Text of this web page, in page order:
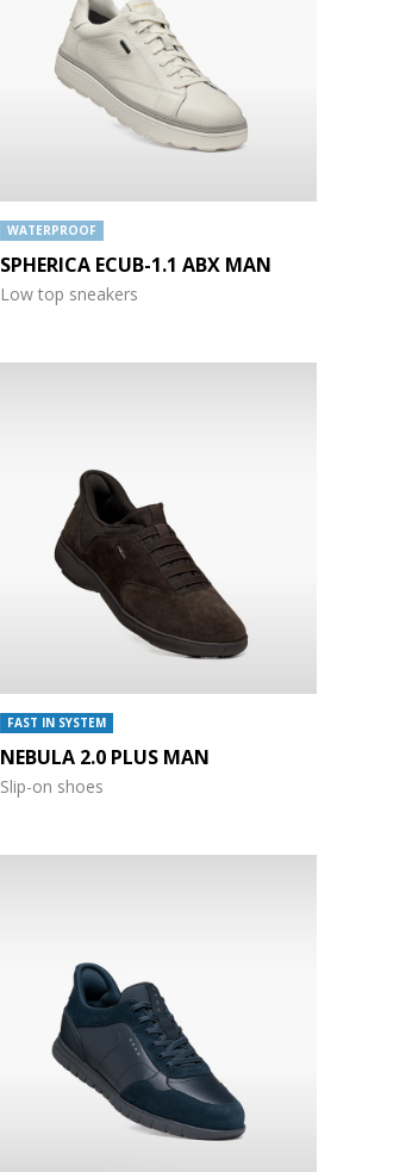
WATERPROOF
SPHERICA ECUB-1.1 ABX MAN
Low top sneakers
FAST IN SYSTEM
NEBULA 2.0 PLUS MAN
Slip-on shoes